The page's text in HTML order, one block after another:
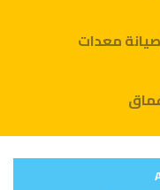
معدات